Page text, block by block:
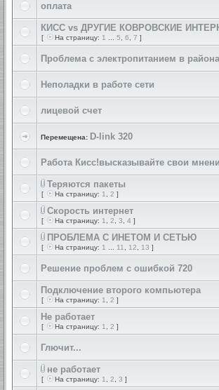
оплата
КИСС vs ДРУГИЕ КОВРОВСКИЕ
[ На страницу: 1 5 6 7 ]
Проблема с электропитанием в
Неполадки в работе сети
лицевой счет
Перемещена: D-link 320
Работа Кисс!высказывайте свои
Теряются пакеты
[ На страницу: 1 2 ]
Скорость интернет
[ На страницу: 1 2 3 4 ]
ПРОБЛЕМА С ИНЕТОМ И СЕТЬЮ
[ На страницу: 1 11 12 13 ]
Решение проблем с ошибкой 720
Подключение второго компьютера
[ На страницу: 1 2 ]
Не работает
[ На страницу: 1 2 ]
Глючит...
не работает
[ На страницу: 1 2 3 ]